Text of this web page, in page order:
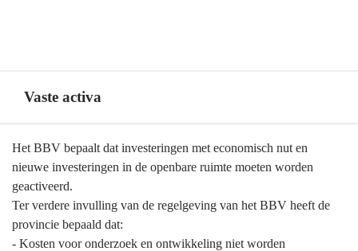
Vaste activa
Terug
naar
navigatie
Algemene
grondslagen
Het BBV bepaalt dat investeringen met economisch nut en
nieuwe investeringen in de openbare ruimte moeten worden
geactiveerd.
Ter verdere invulling van de regelgeving van het BBV heeft de
provincie bepaald dat:
- Kosten voor onderzoek en ontwikkeling niet worden